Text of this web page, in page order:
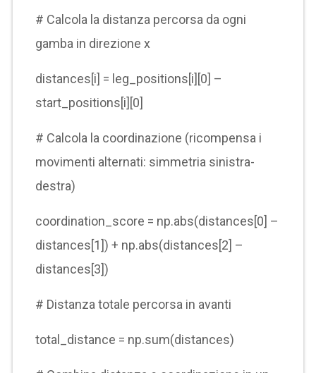
# Calcola la distanza percorsa da ogni
gamba in direzione x
distances[i] = leg_positions[i][0] –
start_positions[i][0]
# Calcola la coordinazione (ricompensa i
movimenti alternati: simmetria sinistra-
destra)
coordination_score = np.abs(distances[0] –
distances[1]) + np.abs(distances[2] –
distances[3])
# Distanza totale percorsa in avanti
total_distance = np.sum(distances)